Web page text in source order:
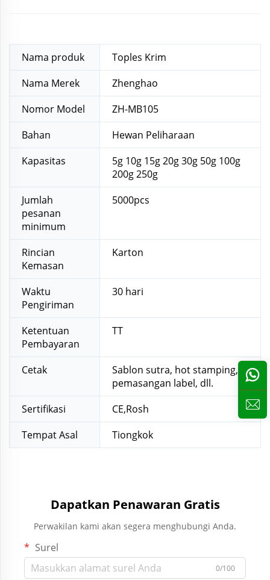
Nama produk
Toples Krim
Nama Merek
Zhenghao
Nomor Model
ZH-MB105
Bahan
Hewan Peliharaan
Kapasitas
5g 10g 15g 20g 30g 50g 100g
200g 250g
Jumlah
pesanan
minimum
5000pcs
Rincian
Kemasan
Karton
Waktu
Pengiriman
30 hari
Ketentuan
Pembayaran
TT
Cetak
Sablon sutra, hot stamping,
pemasangan label, dll.
Sertifikasi
CE,Rosh
Tempat Asal
Tiongkok
Dapatkan Penawaran Gratis
Perwakilan kami akan segera menghubungi Anda.
Surel
0/100